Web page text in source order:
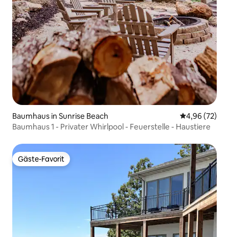
Baumhaus in Sunrise Beach
4,96 (72)
Baumhaus 1 - Privater Whirlpool - Feuerstelle - Haustiere
Gäste-Favorit
Gäste-Favorit